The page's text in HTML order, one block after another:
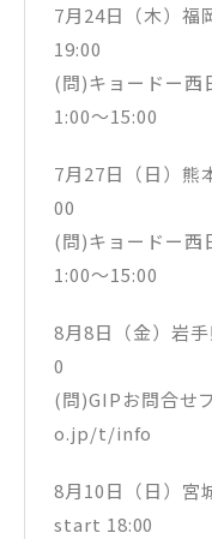
7月24日（木）
19:00
(問)キョードー西
1:00〜15:00
7月27日（日）
00
(問)キョードー西
1:00〜15:00
8月8日（金）岩
0
(問)GIPお問合
o.jp/t/info
8月10日（日）
start 18:00